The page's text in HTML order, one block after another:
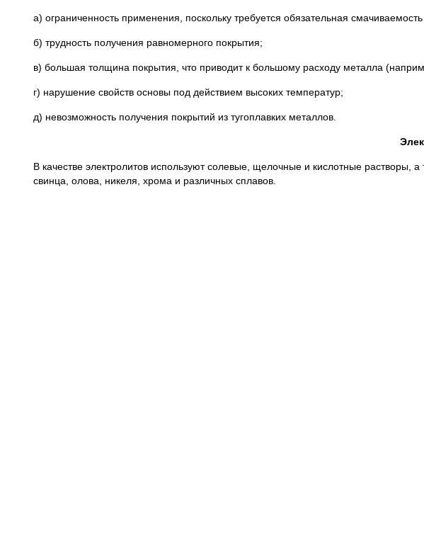
а) ограниченность применения, поскольку требуется обязательная
б) трудность получения равномерного покрытия;
в) большая толщина покрытия, что приводит к большому расходу металла
г) нарушение свойств основы под действием высоких температур;
д) невозможность получения покрытий из тугоплавких металлов.
В качестве электролитов используют солевые, щелочные и кислотные
свинца, олова, никеля, хрома и различных сплавов.